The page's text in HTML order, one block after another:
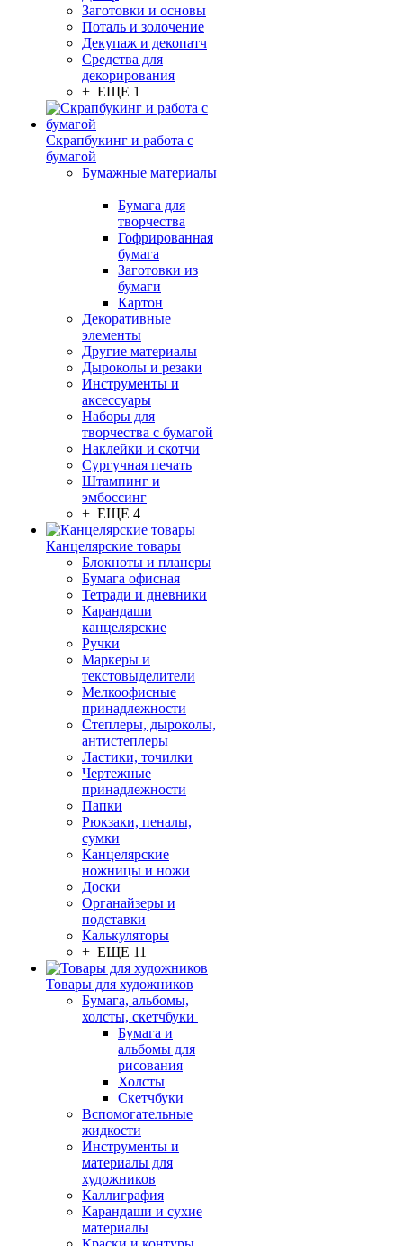
Заготовки и основы
Поталь и золочение
Декупаж и декопатч
Средства для
декорирования
+ ЕЩЕ 1
Скрапбукинг и работа с
бумагой
Бумажные материалы
Бумага для
творчества
Гофрированная
бумага
Заготовки из
бумаги
Картон
Декоративные
элементы
Другие материалы
Дыроколы и резаки
Инструменты и
аксессуары
Наборы для
творчества с бумагой
Наклейки и скотчи
Сургучная печать
Штампинг и
эмбоссинг
+ ЕЩЕ 4
Канцелярские товары
Блокноты и планеры
Бумага офисная
Тетради и дневники
Карандаши
канцелярские
Ручки
Маркеры и
текстовыделители
Мелкоофисные
принадлежности
Степлеры, дыроколы,
антистеплеры
Ластики, точилки
Чертежные
принадлежности
Папки
Рюкзаки, пеналы,
сумки
Канцелярские
ножницы и ножи
Доски
Органайзеры и
подставки
Калькуляторы
+ ЕЩЕ 11
Товары для художников
Бумага, альбомы,
холсты, скетчбуки
Бумага и
альбомы для
рисования
Холсты
Скетчбуки
Вспомогательные
жидкости
Инструменты и
материалы для
художников
Каллиграфия
Карандаши и сухие
материалы